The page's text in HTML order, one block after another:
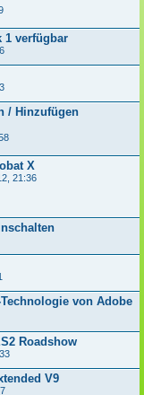
1 verfügbar
/ Hinzufügen
X
21:36
von Adobe
Roadshow
V9